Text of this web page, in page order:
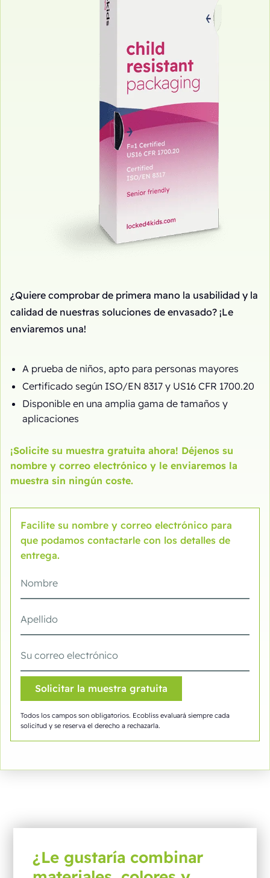
¿Quiere comprobar de primera mano la usabilidad y la
calidad de nuestras soluciones de envasado? ¡Le
enviaremos una!
A prueba de niños, apto para personas mayores
Certificado según ISO/EN 8317 y US16 CFR 1700.20
Disponible en una amplia gama de tamaños y
aplicaciones
¡Solicite su muestra gratuita ahora! Déjenos su
nombre y correo electrónico y le enviaremos la
muestra sin ningún coste.
Facilite su nombre y correo electrónico para
que podamos contactarle con los detalles de
entrega.
Todos los campos son obligatorios. Ecobliss evaluará siempre cada
solicitud y se reserva el derecho a rechazarla.
¿Le gustaría combinar